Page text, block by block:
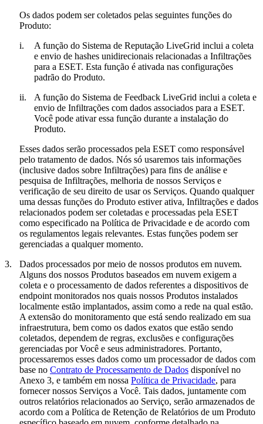
Os dados podem ser coletados pelas seguintes funções do
Produto:
i.
A função do Sistema de Reputação LiveGrid inclui a coleta
e envio de hashes unidirecionais relacionadas a Infiltrações
para a ESET. Esta função é ativada nas configurações
padrão do Produto.
ii.
A função do Sistema de Feedback LiveGrid inclui a coleta e
envio de Infiltrações com dados associados para a ESET.
Você pode ativar essa função durante a instalação do
Produto.
Esses dados serão processados pela ESET como responsável
pelo tratamento de dados. Nós só usaremos tais informações
(inclusive dados sobre Infiltrações) para fins de análise e
pesquisa de Infiltrações, melhoria de nossos Serviços e
verificação de seu direito de usar os Serviços. Quando qualquer
uma dessas funções do Produto estiver ativa, Infiltrações e dados
relacionados podem ser coletadas e processadas pela ESET
como especificado na Política de Privacidade e de acordo com
os regulamentos legais relevantes. Estas funções podem ser
gerenciadas a qualquer momento.
3.
Dados processados por meio de nossos produtos em nuvem.
Alguns dos nossos Produtos baseados em nuvem exigem a
coleta e o processamento de dados referentes a dispositivos de
endpoint monitorados nos quais nossos Produtos instalados
localmente estão implantados, assim como a rede na qual estão.
A extensão do monitoramento que está sendo realizado em sua
infraestrutura, bem como os dados exatos que estão sendo
coletados, dependem de regras, exclusões e configurações
gerenciadas por Você e seus administradores. Portanto,
processaremos esses dados como um processador de dados com
base no Contrato de Processamento de Dados disponível no
Anexo 3, e também em nossa Política de Privacidade, para
fornecer nossos Serviços a Você. Tais dados, juntamente com
outros relatórios relacionados ao Serviço, serão armazenados de
acordo com a Política de Retenção de Relatórios de um Produto